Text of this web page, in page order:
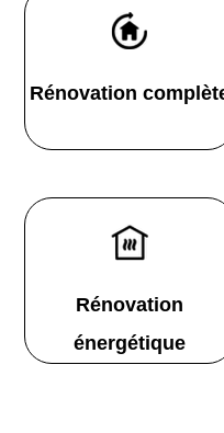
Rénovation
Rénovation
énergétique